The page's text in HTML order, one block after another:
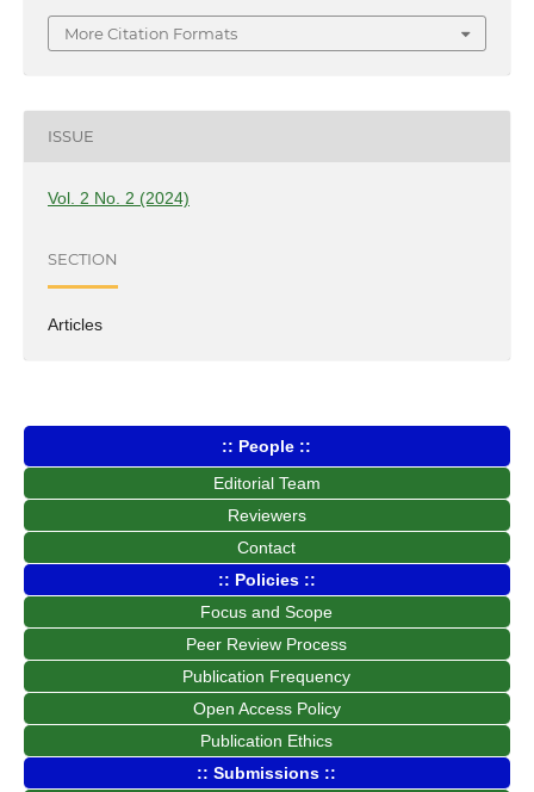
More Citation Formats
ISSUE
Vol. 2 No. 2 (2024)
SECTION
Articles
:: People ::
Editorial Team
Reviewers
Contact
:: Policies ::
Focus and Scope
Peer Review Process
Publication Frequency
Open Access Policy
Publication Ethics
:: Submissions ::